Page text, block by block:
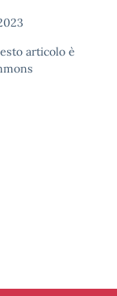
articolo è